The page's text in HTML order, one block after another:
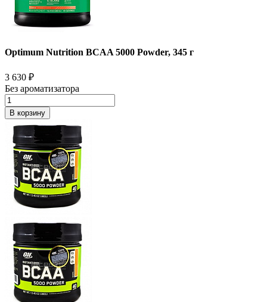
Optimum Nutrition BCAA 5000 Powder, 345 г
3 630 ₽
Без ароматизатора
В корзину